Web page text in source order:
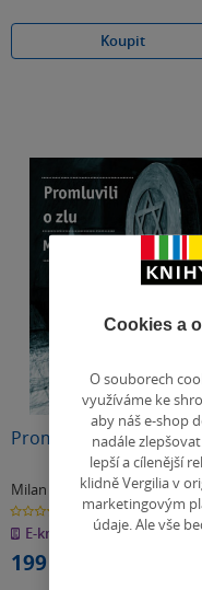
Koupit
Promluvili o zlu
Milan Hes
0.0
z
5
hvězdiček
E-kniha
199 Kč
Cookies a
O souborech
využíváme ke
aby náš e-shop
nadále
lepší a cílenější
klidně Vergilia v
marketingovým
údaje. Ale vše